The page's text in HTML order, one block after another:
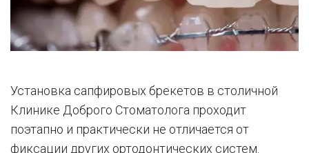
Установка сапфировых брекетов в столичной
Клинике Доброго Стоматолога проходит
поэтапно и практически не отличается от
фиксации других ортодонтических систем.